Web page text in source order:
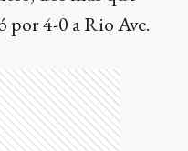
4-0 a Rio Ave.